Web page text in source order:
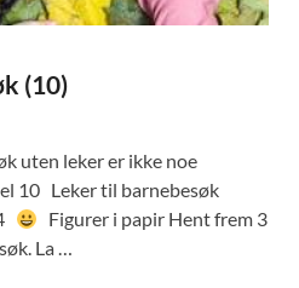
(10)
uten leker er ikke noe
10 Leker til barnebesøk
Figurer i papir Hent frem 3
La …